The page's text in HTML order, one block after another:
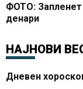
ФОТО: Запленет
денари
НАЈНОВИ
Дневен